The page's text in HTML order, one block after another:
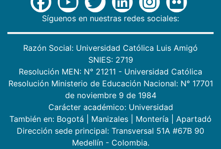
Síguenos en nuestras redes sociales:
Razón Social: Universidad Católica Luis Amigó
SNIES: 2719
Resolución MEN: N° 21211 - Universidad Católica
Resolución Ministerio de Educación Nacional: N° 17701
de noviembre 9 de 1984
Carácter académico: Universidad
También en: Bogotá Manizales Montería
Apartadó
Dirección sede principal: Transversal 51A #67B 90
Medellín - Colombia.